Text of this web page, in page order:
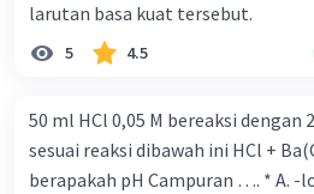
larutan basa kuat tersebut.
5 4.5
50 ml HCl 0,05 M bereaksi dengan
sesuai reaksi dibawah ini HCl + Ba(OH)2 → BaCl2 + H2O
berapakah pH Campuran …. * A. -log 2,1/70 B. -log 1,5/50